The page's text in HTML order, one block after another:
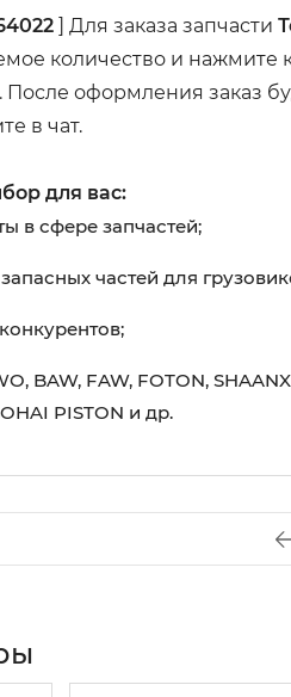
] Для заказа запчасти
количество и нажмите
оформления заказ
в чат.
для вас:
в сфере запчастей;
частей для
BAW, FAW, FOTON,
PISTON и др.